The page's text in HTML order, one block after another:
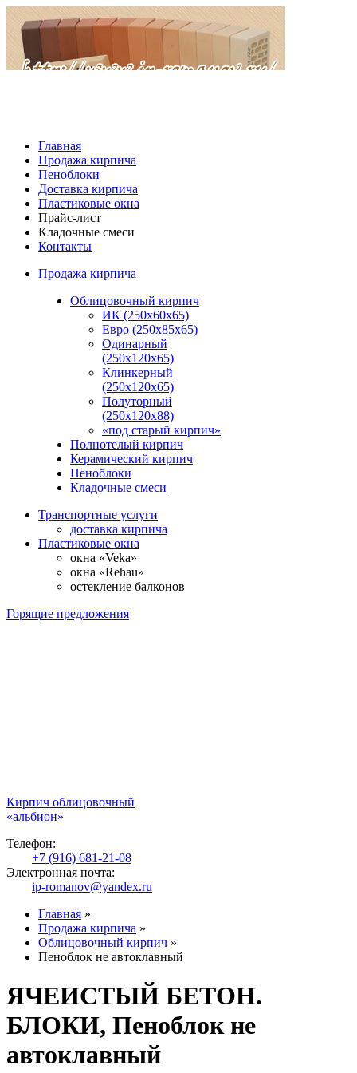
Главная
Продажа кирпича
Пеноблоки
Доставка кирпича
Пластиковые окна
Прайс-лист
Кладочные смеси
Контакты
Продажа кирпича
Облицовочный кирпич
ИК (250х60х65)
Евро (250х85х65)
Одинарный
(250х120х65)
Клинкерный
(250х120х65)
Полуторный
(250х120х88)
«под старый кирпич»
Полнотелый кирпич
Керамический кирпич
Пеноблоки
Кладочные смеси
Транспортные услуги
доставка кирпича
Пластиковые окна
окна «Veka»
окна «Rehau»
остекление балконов
Горящие предложения
Кирпич облицовочный
«альбион»
Телефон:
+7 (916) 681-21-08
Электронная почта:
ip-romanov@yandex.ru
Главная »
Продажа кирпича »
Облицовочный кирпич »
Пеноблок не автоклавный
ЯЧЕИСТЫЙ БЕТОН.
БЛОКИ, Пеноблок не
автоклавный